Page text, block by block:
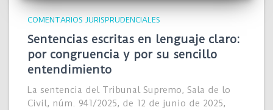
COMENTARIOS JURISPRUDENCIALES
Sentencias escritas en lenguaje claro:
por congruencia y por su sencillo
entendimiento
La sentencia del Tribunal Supremo, Sala de lo
Civil, núm. 941/2025, de 12 de junio de 2025,